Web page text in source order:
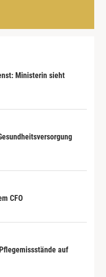
Ministerin sieht
CFO
auf